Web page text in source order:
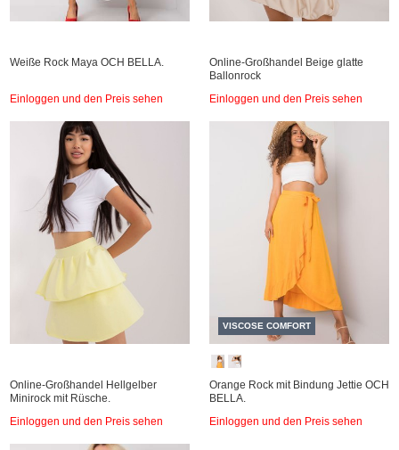
Weiße Rock Maya OCH BELLA.
Einloggen und den Preis sehen
Online-Großhandel Beige glatte
Ballonrock
Einloggen und den Preis sehen
Online-Großhandel Hellgelber
Minirock mit Rüsche.
Einloggen und den Preis sehen
VISCOSE COMFORT
Orange Rock mit Bindung Jettie OCH
BELLA.
Einloggen und den Preis sehen